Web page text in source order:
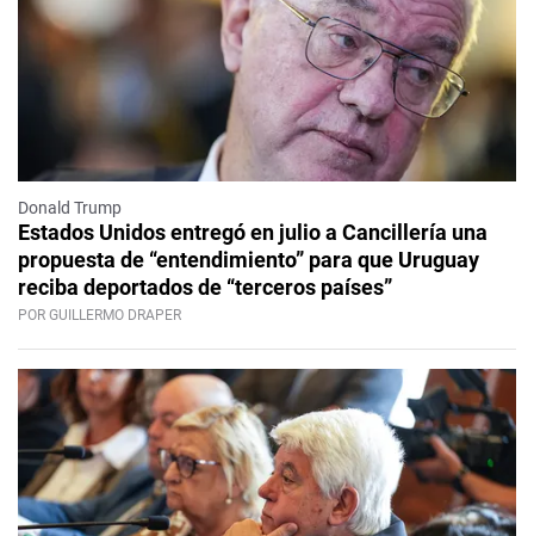
Donald Trump
Estados Unidos entregó en julio a Cancillería una
propuesta de “entendimiento” para que Uruguay
reciba deportados de “terceros países”
POR GUILLERMO DRAPER